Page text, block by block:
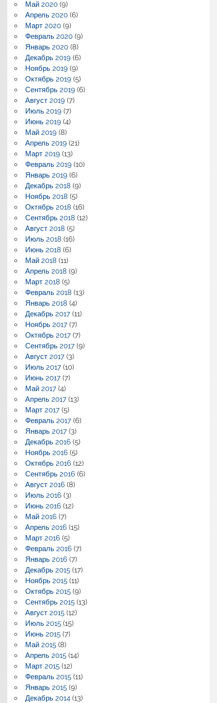
Май 2020(9)
Апрель 2020(6)
Март 2020(9)
Февраль 2020(9)
Январь 2020(8)
Декабрь 2019(6)
Ноябрь 2019(9)
Октябрь 2019(5)
Сентябрь 2019(6)
Август 2019(7)
Июль 2019(7)
Июнь 2019(4)
Май 2019(8)
Апрель 2019(21)
Март 2019(13)
Февраль 2019(10)
Январь 2019(6)
Декабрь 2018 (9)
Ноябрь 2018 (5)
Октябрь 2018 (16)
Сентябрь 2018 (12)
Август 2018 (5)
Июль 2018 (16)
Июнь 2018 (6)
Май 2018 (11)
Апрель 2018 (9)
Март 2018 (5)
Февраль 2018 (13)
Январь 2018 (4)
Декабрь 2017(11)
Ноябрь 2017(7)
Октябрь 2017(7)
Сентябрь 2017(9)
Август 2017(3)
Июль 2017(10)
Июнь 2017(7)
Май 2017(4)
Апрель 2017(13)
Март 2017(5)
Февраль 2017(6)
Январь 2017(3)
Декабрь 2016(5)
Ноябрь 2016(5)
Октябрь 2016(12)
Сентябрь 2016(6)
Август 2016(8)
Июль 2016(3)
Июнь 2016(12)
Май 2016(7)
Апрель 2016(15)
Март 2016(5)
Февраль 2016(7)
Январь 2016(7)
Декабрь 2015(17)
Ноябрь 2015(11)
Октябрь 2015(9)
Сентябрь 2015(13)
Август 2015(12)
Июль 2015(15)
Июнь 2015(7)
Май 2015(8)
Апрель 2015(14)
Март 2015(12)
Февраль 2015(11)
Январь 2015(9)
Декабрь 2014(13)